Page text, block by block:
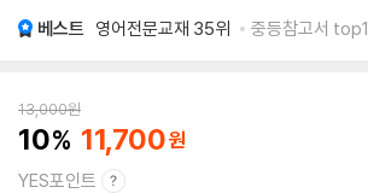
베스트 영어전문교재 35위 중등참고서
13,000원
10 11,700
YES포인트